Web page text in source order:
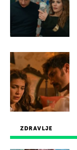
ZDRAVLJE